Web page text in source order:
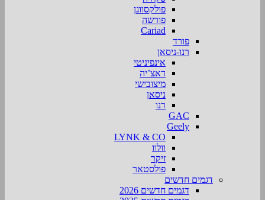
פולקסווגן
פורשה
Cariad
פורד
רנו-ניסאן
אינפיניטי
דאצ’יה
מיצובישי
ניסאן
רנו
GAC
Geely
LYNK & CO
וולוו
זיקר
פולסטאר
דגמים חדשים
דגמים חדשים 2026